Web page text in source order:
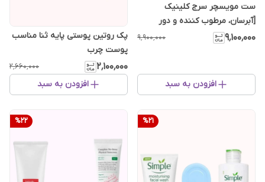
ست مویسچر سرج کلینیک
[آبرسان، مرطوب کننده و دور
چشم]
۹٬۱۰۰٬۰۰۰ ۹٬۹۰۰٬۰۰۰
افزودن به سبد
پک روتین پوستی پایه ثنا مناسب
پوست چرب
۲٬۱۰۰٬۰۰۰ ۲٬۶۶۰٬۰۰۰
افزودن به سبد
%21
%22